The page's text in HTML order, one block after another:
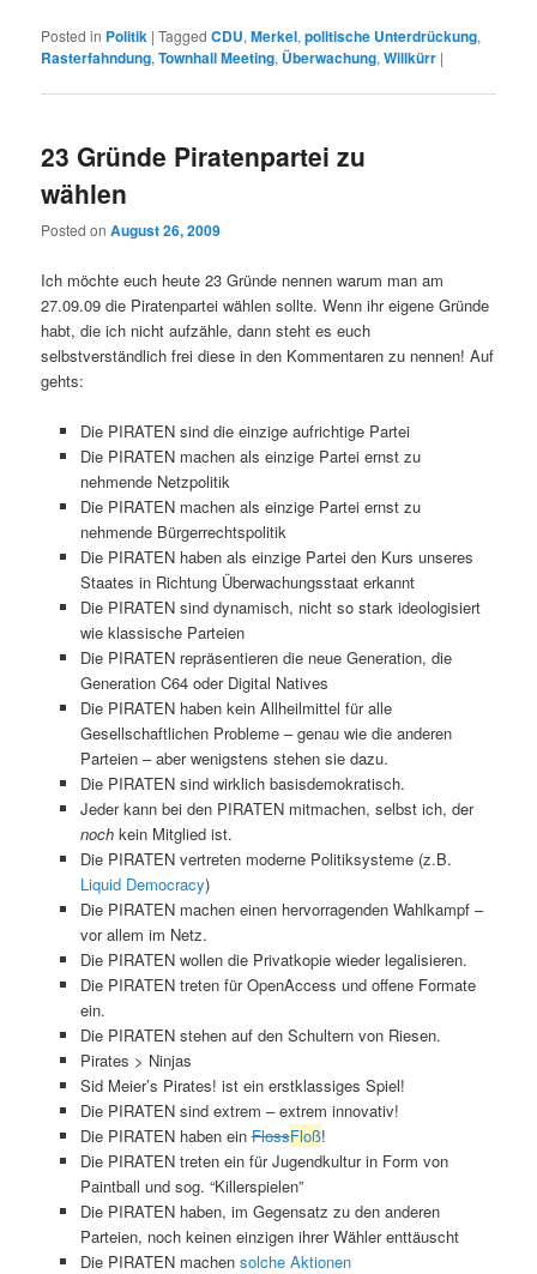
Posted in Politik |Tagged CDU,Merkel,politische Unterdrückung,
Rasterfahndung,Townhall Meeting, Überwachung,Willkürr |
23 Gründe Piratenpartei zu
wählen
Posted onAugust 26, 2009
Ich möchte euch heute 23 Gründe nennen warum man am
27.09.09 die Piratenpartei wählen sollte. Wenn ihr eigene Gründe
habt, die ich nicht aufzähle, dann steht es euch
selbstverständlich frei diese in den Kommentaren zu nennen! Auf
gehts:
Die PIRATEN sind die einzige aufrichtige Partei
Die PIRATEN machen als einzige Partei ernst zu
nehmende Netzpolitik
Die PIRATEN machen als einzige Partei ernst zu
nehmende Bürgerrechtspolitik
Die PIRATEN haben als einzige Partei den Kurs unseres
Staates in Richtung Überwachungsstaat erkannt
Die PIRATEN sind dynamisch, nicht so stark ideologisiert
wie klassische Parteien
Die PIRATEN repräsentieren die neue Generation, die
Generation C64 oder Digital Natives
Die PIRATEN haben kein Allheilmittel für alle
Gesellschaftlichen Probleme – genau wie die anderen
Parteien – aber wenigstens stehen sie dazu.
Die PIRATEN sind wirklich basisdemokratisch.
Jeder kann bei den PIRATEN mitmachen, selbst ich, der
nochkein Mitglied ist.
Die PIRATEN vertreten moderne Politiksysteme (z.B.
Liquid Democracy)
Die PIRATEN machen einen hervorragenden Wahlkampf –
vor allem im Netz.
Die PIRATEN wollen die Privatkopie wieder legalisieren.
Die PIRATEN treten für OpenAccess und offene Formate
ein.
Die PIRATEN stehen auf den Schultern von Riesen.
Pirates > Ninjas
Sid Meier’s Pirates! ist ein erstklassiges Spiel!
Die PIRATEN sind extrem – extrem innovativ!
Die PIRATEN haben einFlossFloß!
Die PIRATEN treten ein für Jugendkultur in Form von
Paintball und sog. “Killerspielen”
Die PIRATEN haben, im Gegensatz zu den anderen
Parteien, noch keinen einzigen ihrer Wähler enttäuscht
Die PIRATEN machen solche Aktionen